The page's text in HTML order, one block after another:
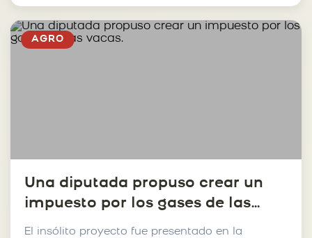
AGRO
Una diputada propuso crear un
impuesto por los gases de las
vacas.
El insólito proyecto fue presentado en la